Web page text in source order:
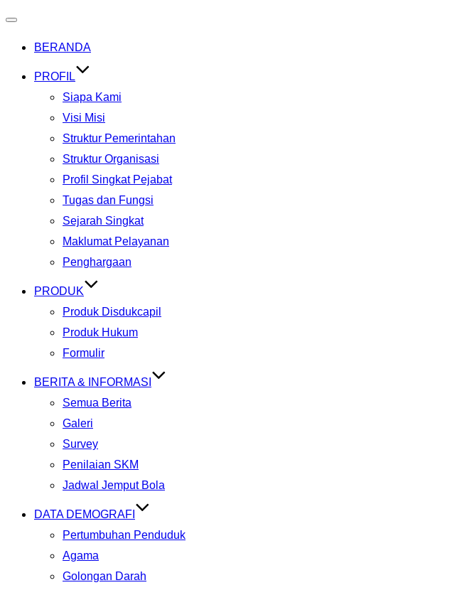
navigation
BERANDA
PROFIL
Siapa Kami
Visi Misi
Struktur Pemerintahan
Struktur Organisasi
Profil Singkat Pejabat
Tugas dan Fungsi
Sejarah Singkat
Maklumat Pelayanan
Penghargaan
PRODUK
Produk Disdukcapil
Produk Hukum
Formulir
BERITA & INFORMASI
Semua Berita
Galeri
Survey
Penilaian SKM
Jadwal Jemput Bola
DATA DEMOGRAFI
Pertumbuhan Penduduk
Agama
Golongan Darah